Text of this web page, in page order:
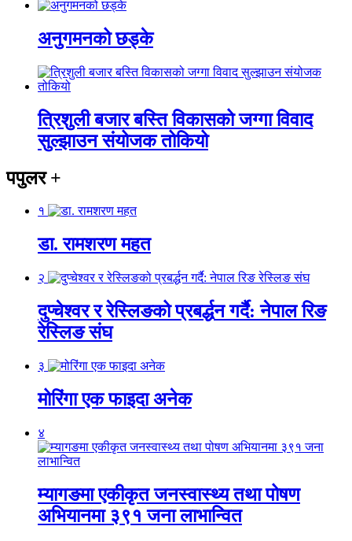
अनुगमनको छड्के
त्रिशुली बजार बस्ति विकासको जग्गा विवाद
सुल्झाउन संयोजक तोकियो
पपुलर+
१
डा. रामशरण महत
२
दुप्चेश्वर र रेस्लिङको प्रबर्द्धन गर्दै: नेपाल रिङ
रेस्लिङ संघ
३
मोरिंगा एक फाइदा अनेक
४
म्यागङमा एकीकृत जनस्वास्थ्य तथा पोषण
अभियानमा ३९१ जना लाभान्वित